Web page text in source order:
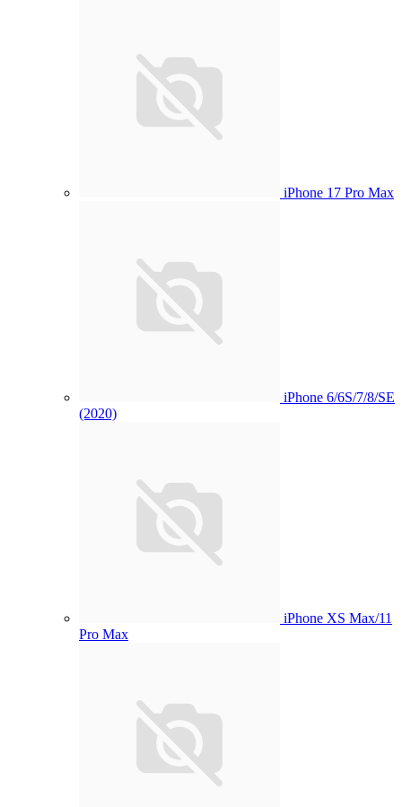
iPhone 17 Pro Max
iPhone 6/6S/7/8/SE
(2020)
iPhone XS Max/11
Pro Max